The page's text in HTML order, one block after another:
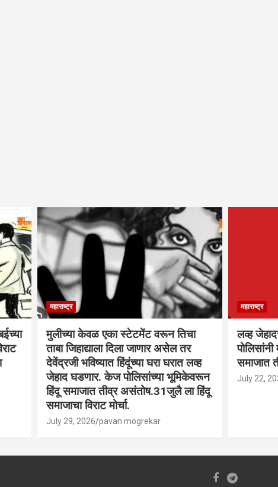
महाराष्ट्र
मुलीच्या केवळ एका स्टेटमेंट वरून तिचा
ताबा जिहाद्याला दिला जाणार असेल तर
देवेंद्रजी भविष्यात हिंदूंच्या घरा घरात लव्ह
जेहाद घडणार. केज पोलिसांच्या भूमिकेवरून
हिंदू समाजात तीव्र असंतोष.31जुलै ला हिंदू
समाजाचा विराट मोर्चा.
July 29, 2026 pavan mogrekar
महाराष्ट्र
लव्ह
समाजात
July 22,